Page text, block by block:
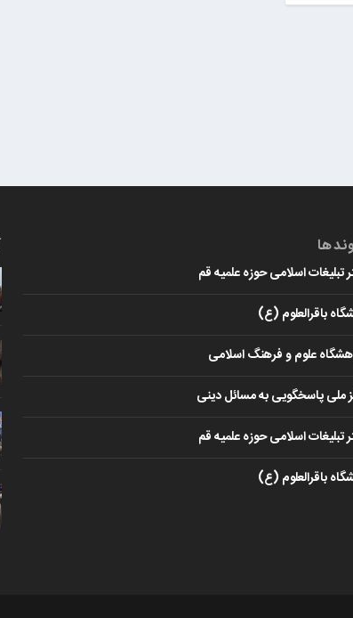
تبلیغات اسلامی حوزه علمیه قم
باقرالعلوم (ع)
علوم و فرهنگ اسلامی
ملی پاسخگویی به مسائل دینی
تبلیغات اسلامی حوزه علمیه قم
باقرالعلوم (ع)